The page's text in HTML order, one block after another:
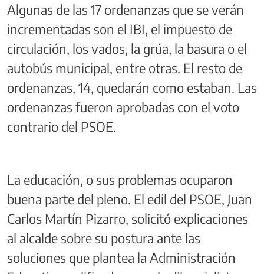
Algunas de las 17 ordenanzas que se verán
incrementadas son el IBI, el impuesto de
circulación, los vados, la grúa, la basura o el
autobús municipal, entre otras. El resto de
ordenanzas, 14, quedarán como estaban. Las
ordenanzas fueron aprobadas con el voto
contrario del PSOE.
La educación, o sus problemas ocuparon
buena parte del pleno. El edil del PSOE, Juan
Carlos Martín Pizarro, solicitó explicaciones
al alcalde sobre su postura ante las
soluciones que plantea la Administración